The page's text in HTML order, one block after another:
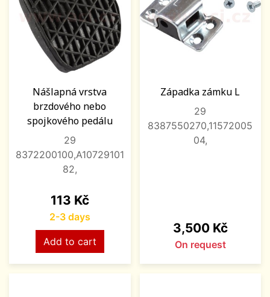
Nášlapná vrstva
brzdového nebo
spojkového pedálu
29
8372200100,A10729101
82,
Price
113 Kč
2-3 days
Add to cart
Západka zámku L
29
8387550270,11572005
04,
Price
3,500 Kč
On request